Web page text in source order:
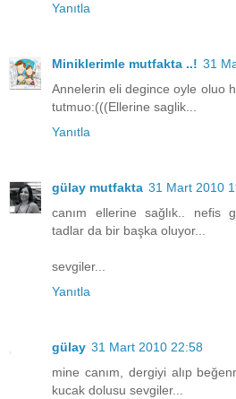
Yanıtla
Miniklerimle mutfakta ..! 31
Annelerin eli degince oyle oluo
tutmuo:(((Ellerine saglik...
Yanıtla
gülay mutfakta 31 Mart 2010
canım ellerine sağlık.. nefis
tadlar da bir başka oluyor...
sevgiler...
Yanıtla
gülay 31 Mart 2010 22:58
mine canım, dergiyi alıp
kucak dolusu sevgiler...